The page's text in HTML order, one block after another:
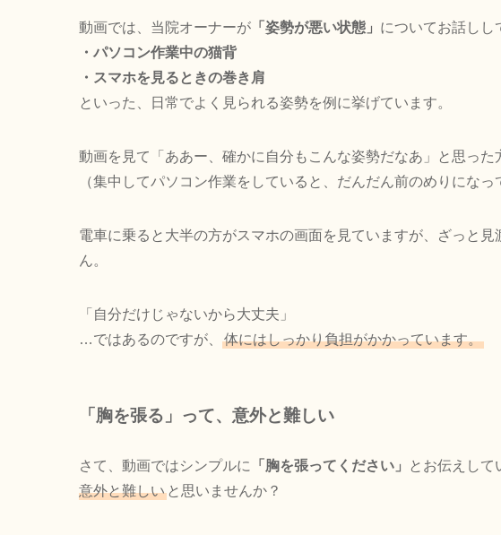
動画では、当院オーナーが 「姿勢が悪い状態」 についてお話しし
・パソコン作業中の猫背
・スマホを見るときの巻き肩
といった、日常でよく見られる姿勢を例に挙げています。
動画を見て「ああー、確かに自分もこんな姿勢だなあ」と思った
（集中してパソコン作業をしていると、だんだん前のめりになっ
電車に乗ると大半の方がスマホの画面を見ていますが、ざっと
ん。
「自分だけじゃないから大丈夫」
…ではあるのですが、
体にはしっかり負担がかかっています。
「胸を張る」って、意外と難しい
さて、動画ではシンプルに 「胸を張ってください」 とお伝えして
意外と難しい と思いませんか？